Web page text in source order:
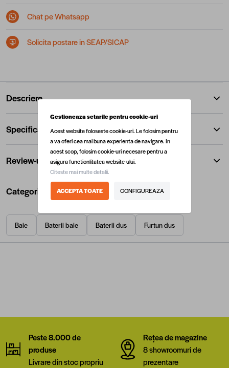
Chat pe Whatsapp
Solicita postare in SEAP/SICAP
Descriere
Specificatii
Review-uri
Categorii utile
Baie Baterii baie Baterii dus Furtun dus
Peste 8.000 de
produse
Livrare din stoc propriu
Rețea de magazine
8 showroomuri de
prezentare
Gestioneaza setarile pentru cookie-uri
Acest website foloseste cookie-uri. Le folosim pentru
a va oferi cea mai buna experienta de navigare. In
acest scop, folosim cookie-uri necesare pentru a
asigura functionlitatea website-ului.
Citeste mai multe detalii.
ACCEPTA TOATE CONFIGUREAZA